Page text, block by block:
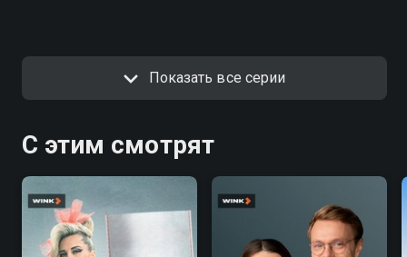
Показать все серии
С этим смотрят